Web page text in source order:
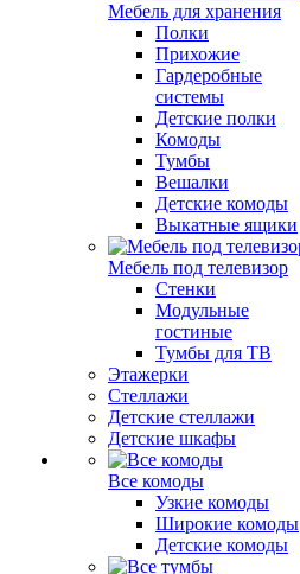
Мебель для хранения
Полки
Прихожие
Гардеробные
системы
Детские полки
Комоды
Тумбы
Вешалки
Детские комоды
Выкатные ящики
Мебель под телевизор
Стенки
Модульные
гостиные
Тумбы для ТВ
Этажерки
Стеллажи
Детские стеллажи
Детские шкафы
Все комоды
Узкие комоды
Широкие комоды
Детские комоды